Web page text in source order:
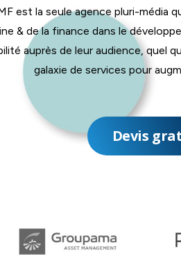
est la seule agence pluri-média
& de la finance dans le
auprès de leur audience, quel
galaxie de services pour
Devis